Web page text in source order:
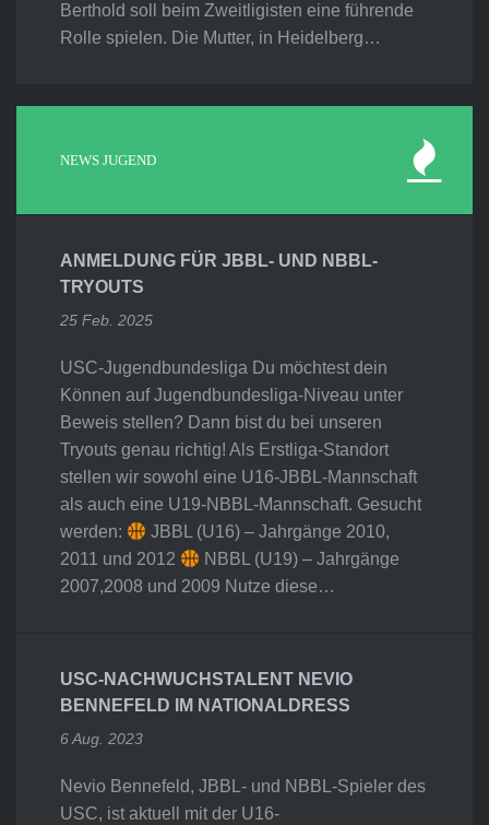
Berthold soll beim Zweitligisten eine führende
Rolle spielen. Die Mutter, in Heidelberg…
NEWS JUGEND
ANMELDUNG FÜR JBBL- UND NBBL-
TRYOUTS
25 Feb. 2025
USC-Jugendbundesliga Du möchtest dein
Können auf Jugendbundesliga-Niveau unter
Beweis stellen? Dann bist du bei unseren
Tryouts genau richtig! Als Erstliga-Standort
stellen wir sowohl eine U16-JBBL-Mannschaft
als auch eine U19-NBBL-Mannschaft. Gesucht
werden:
JBBL (U16) – Jahrgänge 2010,
2011 und 2012
NBBL (U19) – Jahrgänge
2007,2008 und 2009 Nutze diese…
USC-NACHWUCHSTALENT NEVIO
BENNEFELD IM NATIONALDRESS
6 Aug. 2023
Nevio Bennefeld, JBBL- und NBBL-Spieler des
USC, ist aktuell mit der U16-